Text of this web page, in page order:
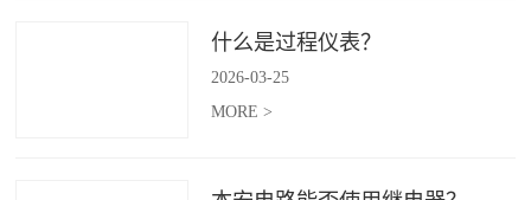
什么是过程仪表？
2026-03-25
MORE >